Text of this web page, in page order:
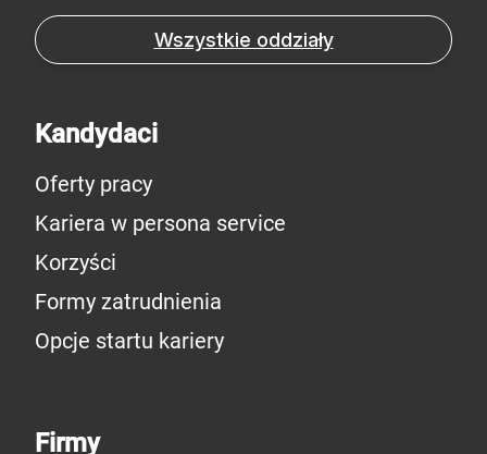
Wszystkie oddziały
Kandydaci
Oferty pracy
Kariera w persona service
Korzyści
Formy zatrudnienia
Opcje startu kariery
Firmy